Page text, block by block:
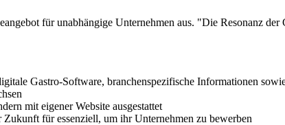
für unabhängige Unternehmen aus. "Die Resonanz der
Gastro-Software, branchenspezifische Informationen
mit eigener Website ausgestattet
für essenziell, um ihr Unternehmen zu bewerben